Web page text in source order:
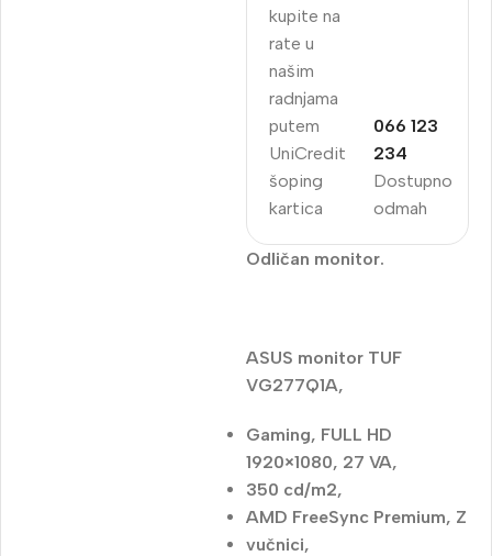
kupite na
rate u
našim
radnjama
putem
UniCredit
šoping
kartica
Dostupno
odmah
066 123
234
Odličan monitor.
ASUS monitor TUF
VG277Q1A,
Gaming, FULL HD
1920×1080, 27 VA,
350 cd/m2,
AMD FreeSync Premium, Z
vučnici,